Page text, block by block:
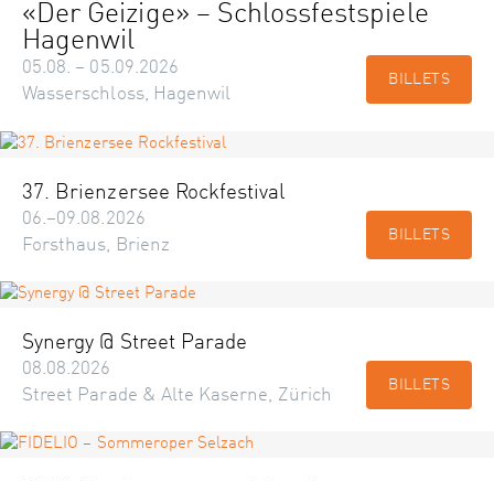
«Der Geizige» – Schlossfestspiele
Hagenwil
05.08. – 05.09.2026
Wasserschloss, Hagenwil
BILLETS
37. Brienzersee Rockfestival
06.–09.08.2026
Forsthaus, Brienz
BILLETS
Synergy @ Street Parade
08.08.2026
Street Parade & Alte Kaserne, Zürich
BILLETS